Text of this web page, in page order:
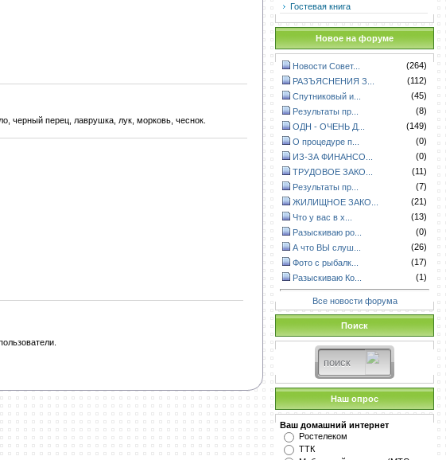
черный перец, лаврушка, лук, морковь, чеснок.
Гостевая книга
Новое на форуме
Новости Совет...
(264)
РАЗЪЯСНЕНИЯ З...
(112)
Спутниковый и...
(45)
Результаты пр...
(8)
ОДН - ОЧЕНЬ Д...
(149)
О процедуре п...
(0)
ИЗ-ЗА ФИНАНСО...
(0)
ТРУДОВОЕ ЗАКО...
(11)
Результаты пр...
(7)
ЖИЛИЩНОЕ ЗАКО...
(21)
Что у вас в х...
(13)
Разыскиваю ро...
(0)
А что ВЫ слуш...
(26)
Фото с рыбалк...
(17)
Разыскиваю Ко...
(1)
Все новости форума
Поиск
Наш опрос
Ваш домашний интернет
Ростелеком
ТТК